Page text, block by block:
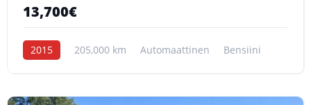
13,700€
2015 205,000 km Automaattinen Bensiini